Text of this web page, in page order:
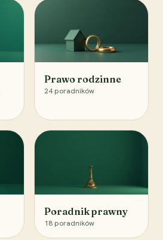
Prawo rodzinne
24 poradników
Poradnik prawny
18 poradników